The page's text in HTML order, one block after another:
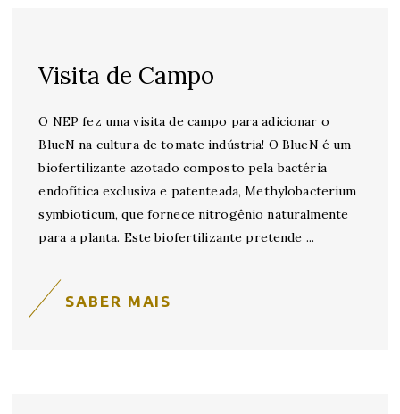
Visita de Campo
O NEP fez uma visita de campo para adicionar o
BlueN na cultura de tomate indústria! O BlueN é um
biofertilizante azotado composto pela bactéria
endofítica exclusiva e patenteada, Methylobacterium
symbioticum, que fornece nitrogênio naturalmente
para a planta. Este biofertilizante pretende
SABER MAIS